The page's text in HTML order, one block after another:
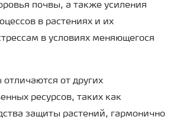
и их безопасность
почвы, а также усиления
в растениях и их
в условиях меняющегося
от других
ресурсов, таких как
защиты растений, гармонично